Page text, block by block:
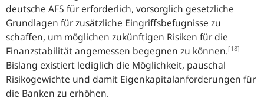
deutsche AFS für erforderlich, vorsorglich gesetzliche
Grundlagen für zusätzliche Eingriffsbefugnisse zu
schaffen, um möglichen zukünftigen Risiken für die
Finanzstabilität angemessen begegnen zu können.[18]
Bislang existiert lediglich die Möglichkeit, pauschal
Risikogewichte und damit Eigenkapitalanforderungen für
die Banken zu erhöhen.